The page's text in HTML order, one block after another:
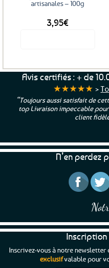
artisanales – 100g
3,95€
Avis certifiés : + de
★★★★★ >
“Toujours aussi satisfait de
top Livraison impeccable
client
N’en perdez
Inscription
Inscrivez-vous à notre newsletter
exclusifvalable pour